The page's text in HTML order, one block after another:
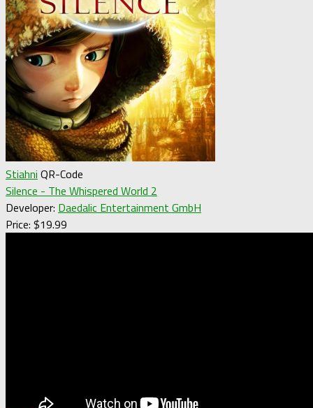
Stiahni QR-Code
Silence - The Whispered World 2
Developer: Daedalic Entertainment GmbH
Price: $19.99